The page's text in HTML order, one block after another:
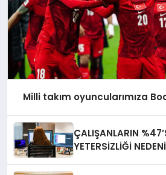
Milli takım oyuncularımıza
ÇALIŞANLARIN
YETERSİZLİĞİ